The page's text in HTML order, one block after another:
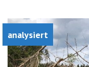
analysiert